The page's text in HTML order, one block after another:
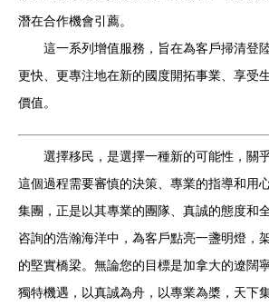
潛在合作機會引薦。
這一系列增值服務，旨在為客戶掃清登
更快、更專注地在新的國度開拓事業、享受
價值。
選擇移民，是選擇一種新的可能性，關
這個過程需要審慎的決策、專業的指導和用
集團，正是以其專業的團隊、真誠的態度和
咨詢的浩瀚海洋中，為客戶點亮一盞明燈，
的堅實橋梁。無論您的目標是加拿大的遼闊
獨特機遇，以真誠為舟，以專業為槳，天下